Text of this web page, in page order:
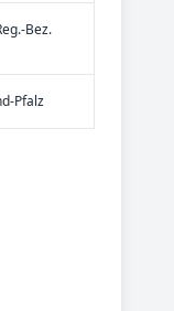
Bez.
Pfalz